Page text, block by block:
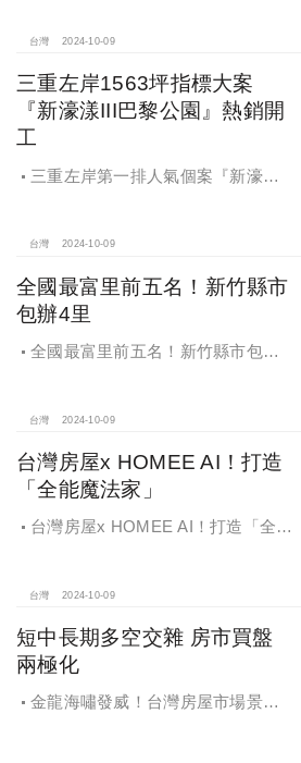
百萬的交易行情
台灣 2024-10-09
三重左岸1563坪指標大案
『新濠漾III巴黎公園』熱銷開
工
三重左岸第一排人氣個案『新濠漾III
台灣 2024-10-09
全國最富里前五名！新竹縣市
包辦4里
全國最富里前五名！新竹縣市包辦4
台灣 2024-10-09
台灣房屋x HOMEE AI！打造
「全能魔法家」
台灣房屋x HOMEE AI！打造「全能
台灣 2024-10-09
短中長期多空交雜 房市買盤
兩極化
金龍海嘯發威！台灣房屋市場景氣